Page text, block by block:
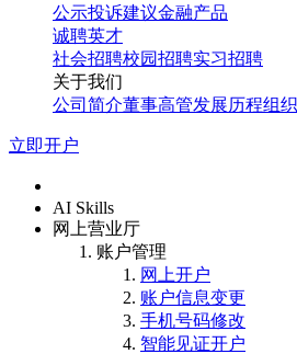
公示投诉建议金融产品
诚聘英才
社会招聘校园招聘实习招聘
关于我们
公司简介董事高管发展历程组
立即开户
AI Skills
网上营业厅
账户管理
网上开户
账户信息变更
手机号码修改
智能见证开户